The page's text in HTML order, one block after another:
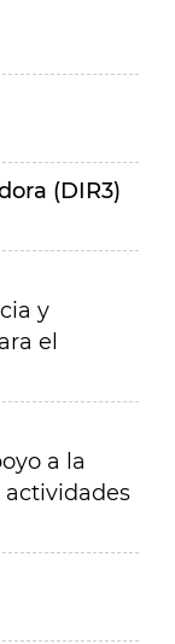
(DIR3)
y
el
a la